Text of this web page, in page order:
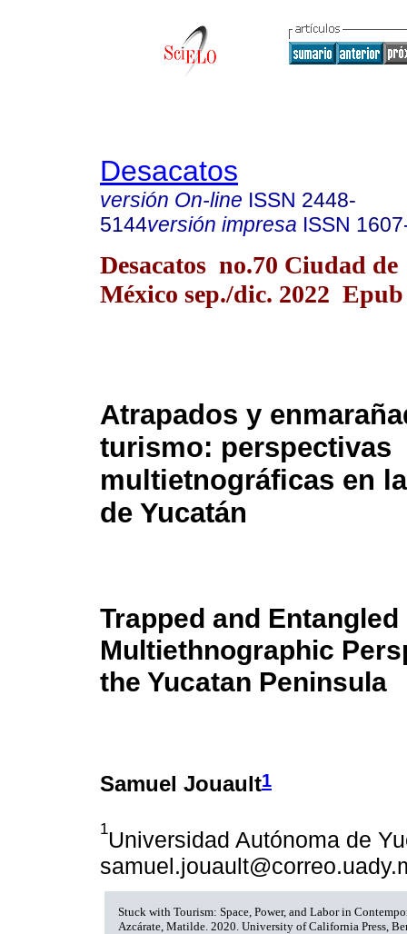
Desacatos
versión On-line ISSN 2448-
5144versión impresa ISSN
Desacatos no.70 Ciudad de
México sep./dic. 2022
Atrapados y
turismo: perspectivas
multietnográficas en
de Yucatán
Trapped and
Multiethnographic
the Yucatan Peninsula
Samuel Jouault1
1Universidad Autónoma de
Stuck with Tourism: Space, Power, and Labor in
Azcárate, Matilde. 2020. University of California Press,